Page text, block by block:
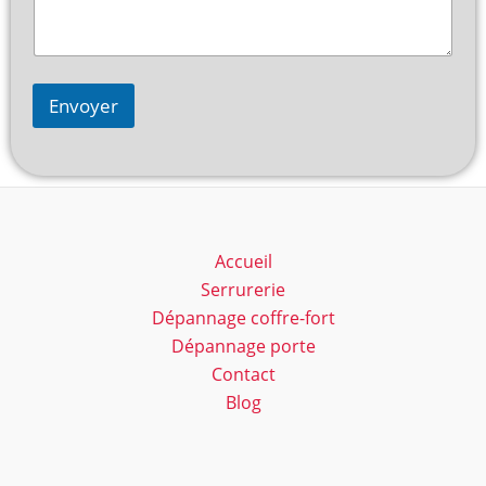
Envoyer
Accueil
Serrurerie
Dépannage coffre-fort
Dépannage porte
Contact
Blog